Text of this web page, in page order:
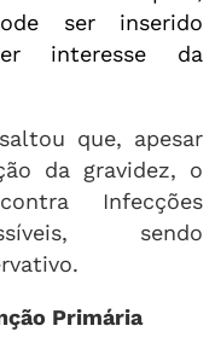
ser inserido
interesse da
que, apesar
da gravidez, o
Infecções
sendo
Primária